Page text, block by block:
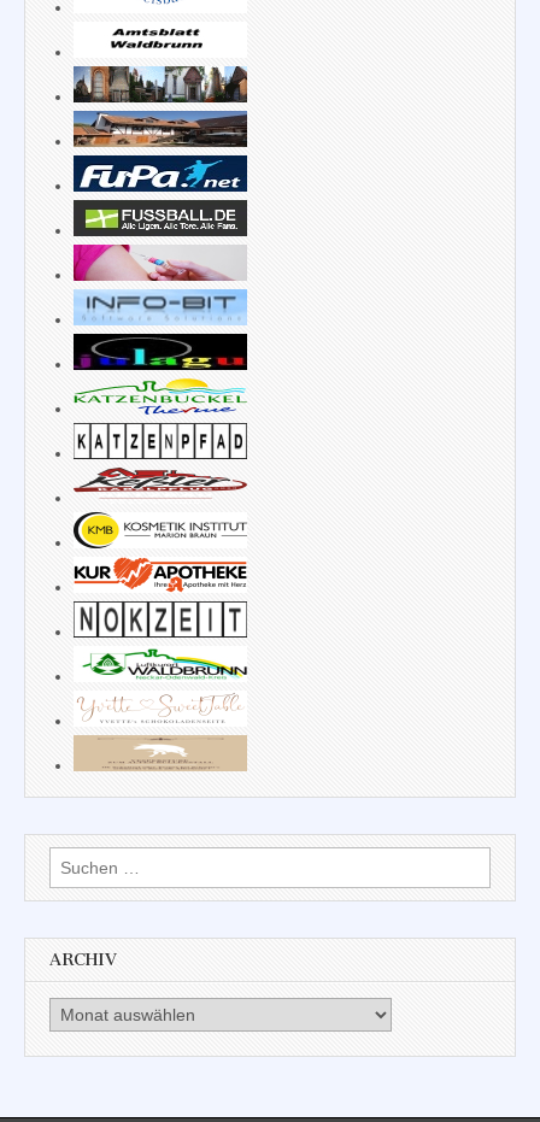
Suchen
nach:
ARCHIV
Archiv